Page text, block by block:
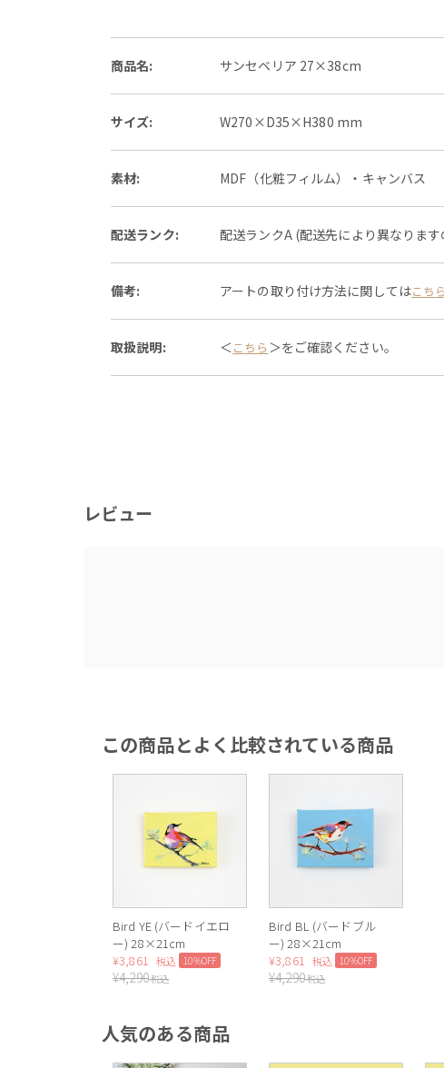
商品名: サンセベリア 27×38cm
サイズ: W270×D35×H380 mm
素材: MDF（化粧フィルム）・キャンバス
配送ランク: 配送ランクA (配送先により異なります
備考: アートの取り付け方法に関してはこちら
取扱説明: ＜こちら ＞をご確認ください。
レビュー
この商品とよく比較されている商品
Bird YE (バードイエロ
ー) 28×21cm
¥3,861 税込 10%OFF
¥4,290税込
Bird BL (バードブル
ー) 28×21cm
¥3,861 税込 10%OFF
¥4,290税込
人気のある商品